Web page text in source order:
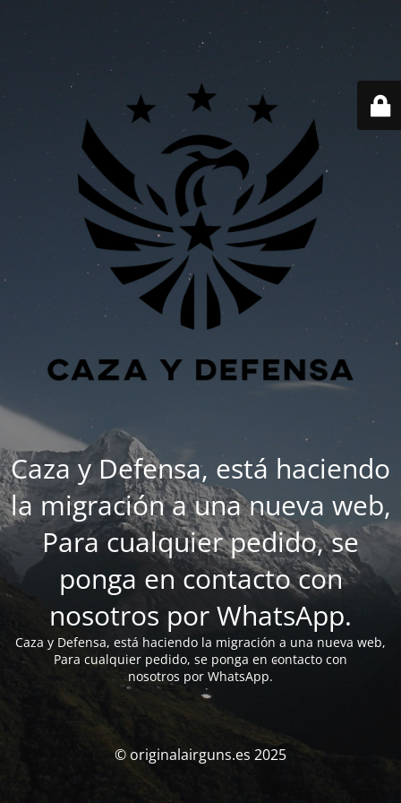
Caza y Defensa, está haciendo
la migración a una nueva web,
Para cualquier pedido, se
ponga en contacto con
nosotros por WhatsApp.
Caza y Defensa, está haciendo la migración a una nueva web,
Para cualquier pedido, se ponga en contacto con
nosotros por WhatsApp.
© originalairguns.es 2025